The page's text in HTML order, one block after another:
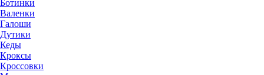
Ботинки
Валенки
Галоши
Дутики
Кеды
Кроксы
Кроссовки